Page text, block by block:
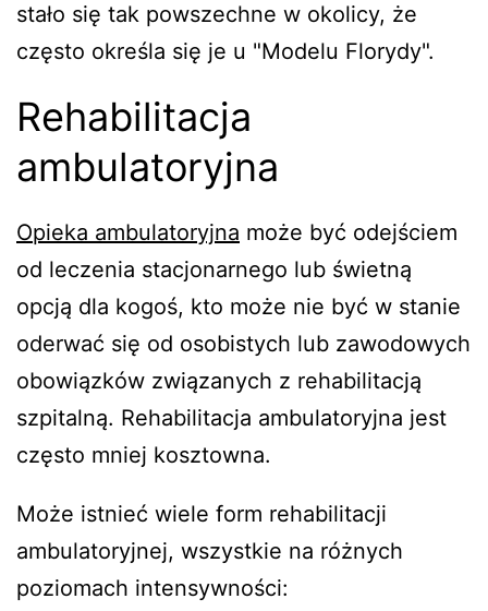
stało się tak powszechne w okolicy, że
często określa się je u "Modelu Florydy".
Rehabilitacja
ambulatoryjna
Opieka ambulatoryjna może być odejściem
od leczenia stacjonarnego lub świetną
opcją dla kogoś, kto może nie być w stanie
oderwać się od osobistych lub zawodowych
obowiązków związanych z rehabilitacją
szpitalną. Rehabilitacja ambulatoryjna jest
często mniej kosztowna.
Może istnieć wiele form rehabilitacji
ambulatoryjnej, wszystkie na różnych
poziomach intensywności: